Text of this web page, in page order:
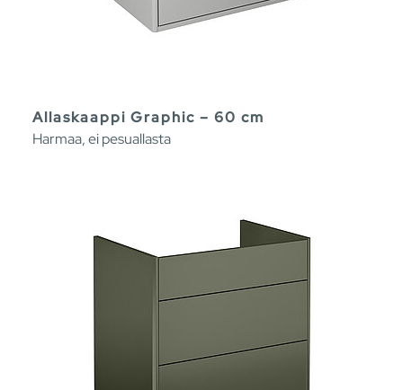
Allaskaappi Graphic – 60 cm
Harmaa, ei pesuallasta